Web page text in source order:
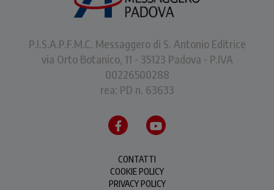
P.I.S.A.P.F.M.C. Messaggero di S. Antonio Editrice
via Orto Botanico, 11 - 35123 Padova - P.IVA
00226500288
rea: PD n. 63633
CONTATTI
COOKIE POLICY
PRIVACY POLICY